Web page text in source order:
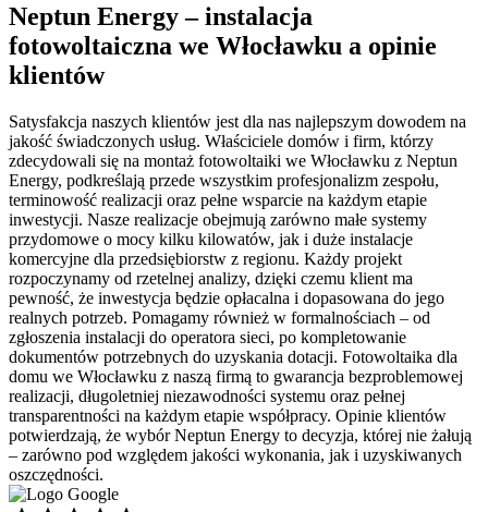
Neptun Energy – instalacja
fotowoltaiczna we Włocławku a opinie
klientów
Satysfakcja naszych klientów jest dla nas najlepszym dowodem na
jakość świadczonych usług. Właściciele domów i firm, którzy
zdecydowali się na montaż fotowoltaiki we Włocławku z Neptun
Energy, podkreślają przede wszystkim profesjonalizm zespołu,
terminowość realizacji oraz pełne wsparcie na każdym etapie
inwestycji. Nasze realizacje obejmują zarówno małe systemy
przydomowe o mocy kilku kilowatów, jak i duże instalacje
komercyjne dla przedsiębiorstw z regionu. Każdy projekt
rozpoczynamy od rzetelnej analizy, dzięki czemu klient ma
pewność, że inwestycja będzie opłacalna i dopasowana do jego
realnych potrzeb. Pomagamy również w formalnościach – od
zgłoszenia instalacji do operatora sieci, po kompletowanie
dokumentów potrzebnych do uzyskania dotacji. Fotowoltaika dla
domu we Włocławku z naszą firmą to gwarancja bezproblemowej
realizacji, długoletniej niezawodności systemu oraz pełnej
transparentności na każdym etapie współpracy. Opinie klientów
potwierdzają, że wybór Neptun Energy to decyzja, której nie żałują
– zarówno pod względem jakości wykonania, jak i uzyskiwanych
oszczędności.